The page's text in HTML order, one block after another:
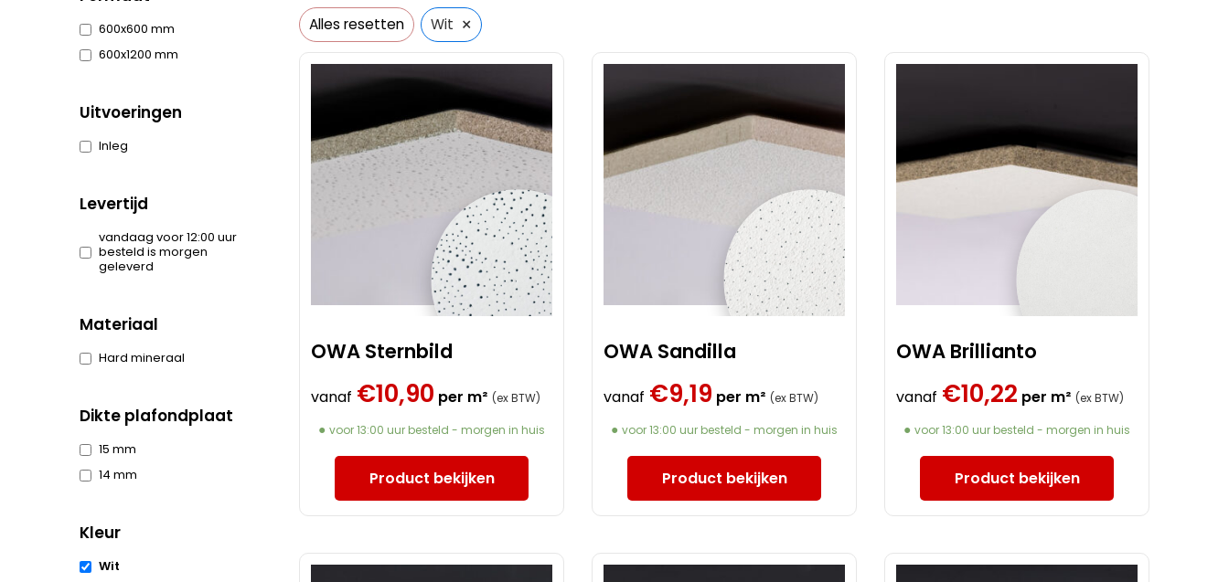
Kleur Informatie
Goedkoopste plaat
Kosten Systeemplafond
Systeemplafond prijs per m2
Vervangen Systeemplafond
Akoestiek
600x600 mm
600x1200 mm
Uitvoeringen
Inleg
Levertijd
vandaag voor 12:00 uur
besteld is morgen
geleverd
Materiaal
Hard mineraal
Dikte plafondplaat
15 mm
14 mm
Kleur
Wit
Alles resetten Wit ×
OWA Sternbild
vanaf €10,90 per m² (ex BTW)
voor 13:00 uur besteld - morgen in huis
Product bekijken
OWA Sandilla
vanaf €9,19 per m² (ex BTW)
voor 13:00 uur besteld - morgen in huis
Product bekijken
OWA Brillianto
vanaf €10,22 per m² (ex BTW)
voor 13:00 uur besteld - morgen in huis
Product bekijken